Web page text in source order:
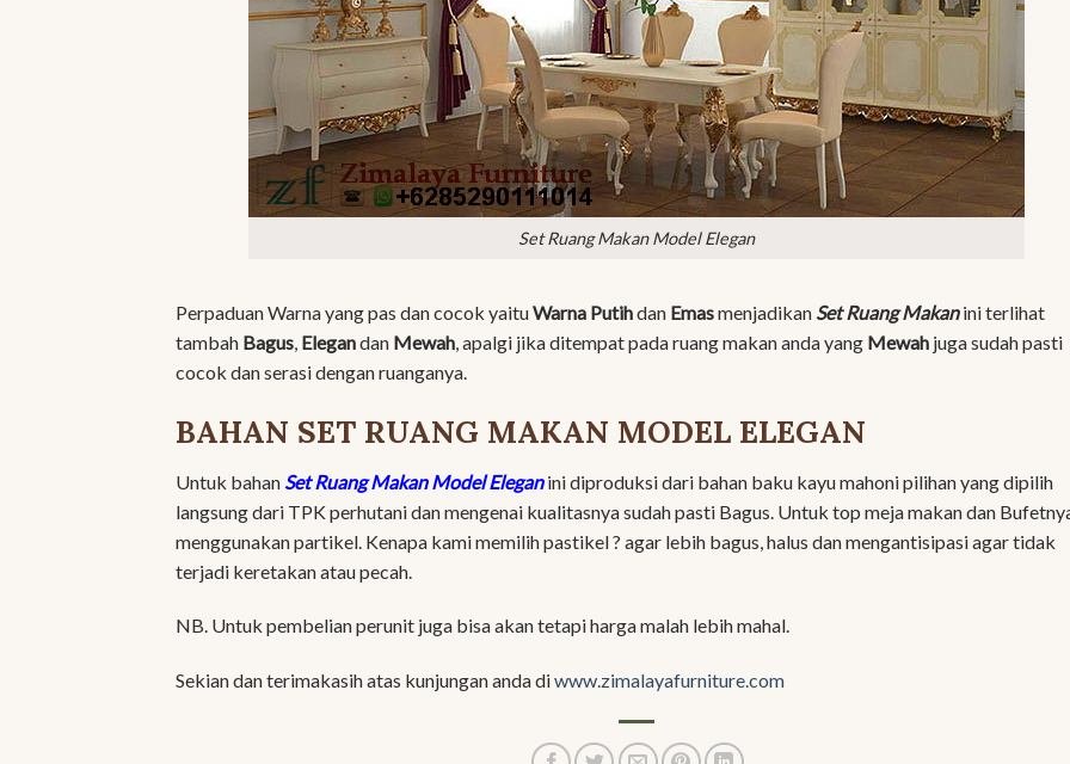
Set Ruang Makan Model Elegan
Perpaduan Warna yang pas dan cocok yaituWarna Putihdan Emasmenjadikan Set Ruang Makanini terlihat
tambah Bagus, Elegandan Mewah, apalgi jika ditempat pada ruang makan anda yang Mewah juga sudah pasti
cocok dan serasi dengan ruanganya.
BAHAN SET RUANG MAKAN MODEL ELEGAN
Untuk bahan Set Ruang Makan Model Eleganini diproduksi dari bahan baku kayu mahoni pilihan yang dipilih
langsung dari TPK perhutani dan mengenai kualitasnya sudah pasti Bagus. Untuk top meja makan dan
menggunakan partikel. Kenapa kami memilih pastikel ? agar lebih bagus, halus dan mengantisipasi agar tidak
terjadi keretakan atau pecah.
NB. Untuk pembelian perunit juga bisa akan tetapi harga malah lebih mahal.
Sekian dan terimakasih atas kunjungan anda diwww.zimalayafurniture.com